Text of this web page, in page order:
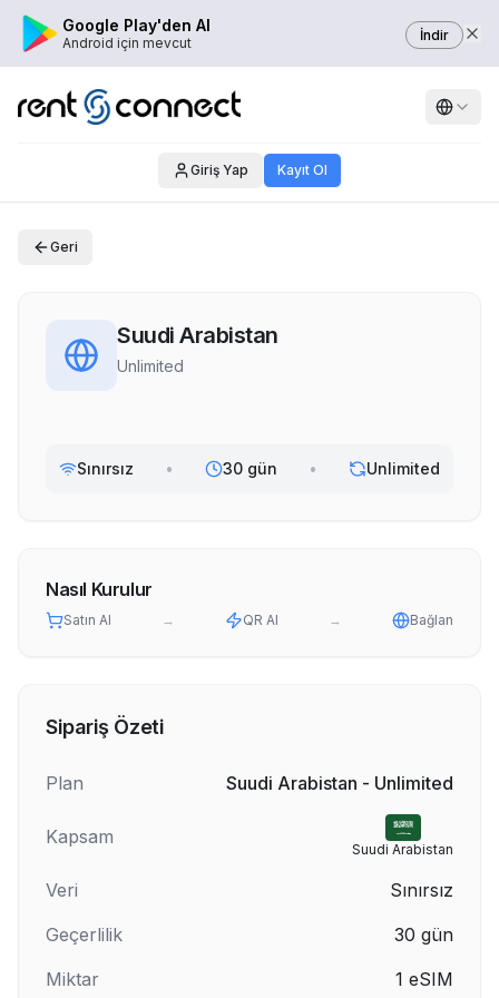
Google Play'den Al
Android için mevcut İndir
Giriş Yap Kayıt Ol
Geri
Suudi Arabistan
Unlimited
Sınırsız • 30 gün • Unlimited
Nasıl Kurulur
Satın Al → QR Al → Bağlan
Sipariş Özeti
Plan Suudi Arabistan - Unlimited
Kapsam
Suudi Arabistan
Veri
Sınırsız
Geçerlilik
30 gün
Miktar
1 eSIM